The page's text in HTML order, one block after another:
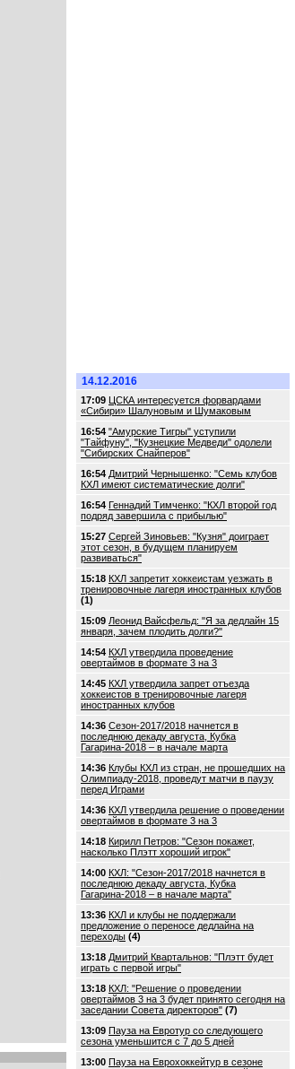
14.12.2016
17:09 ЦСКА интересуется форвардами
«Сибири» Шалуновым и Шумаковым
16:54 "Амурские Тигры" уступили
"Тайфуну", "Кузнецкие Медведи" одолели
"Сибирских Снайперов"
16:54 Дмитрий Чернышенко: "Семь клубов
КХЛ имеют систематические долги"
16:54 Геннадий Тимченко: "КХЛ второй год
подряд завершила с прибылью"
15:27 Сергей Зиновьев: "Кузня" доиграет
этот сезон, в будущем планируем
развиваться"
15:18 КХЛ запретит хоккеистам уезжать в
тренировочные лагеря иностранных клубов
(1)
15:09 Леонид Вайсфельд: "Я за дедлайн 15
января, зачем плодить долги?"
14:54 КХЛ утвердила проведение
овертаймов в формате 3 на 3
14:45 КХЛ утвердила запрет отъезда
хоккеистов в тренировочные лагеря
иностранных клубов
14:36 Сезон-2017/2018 начнется в
последнюю декаду августа, Кубка
Гагарина-2018 – в начале марта
14:36 Клубы КХЛ из стран, не прошедших на
Олимпиаду-2018, проведут матчи в паузу
перед Играми
14:36 КХЛ утвердила решение о проведении
овертаймов в формате 3 на 3
14:18 Кирилл Петров: "Сезон покажет,
насколько Плэтт хороший игрок"
14:00 КХЛ: "Сезон-2017/2018 начнется в
последнюю декаду августа, Кубка
Гагарина-2018 – в начале марта"
13:36 КХЛ и клубы не поддержали
предложение о переносе дедлайна на
переходы (4)
13:18 Дмитрий Квартальнов: "Плэтт будет
играть с первой игры"
13:18 КХЛ: "Решение о проведении
овертаймов 3 на 3 будет принято сегодня на
заседании Совета директоров" (7)
13:09 Пауза на Евротур со следующего
сезона уменьшится с 7 до 5 дней
13:00 Пауза на Еврохоккейтур в сезоне